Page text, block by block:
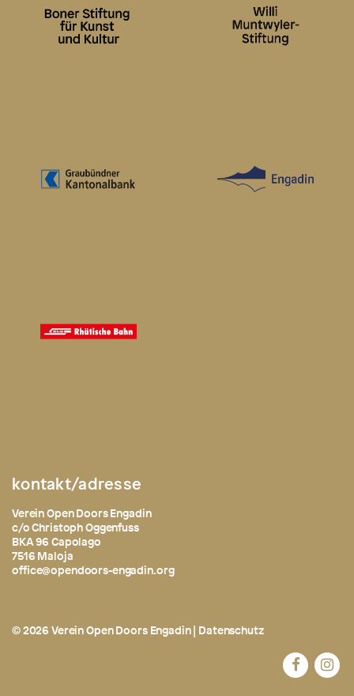
kontakt/adresse
Verein Open Doors Engadin
c/o Christoph Oggenfuss
BKA 96 Capolago
7516 Maloja
office@opendoors-engadin.org
© 2026 Verein Open Doors Engadin | Datenschutz